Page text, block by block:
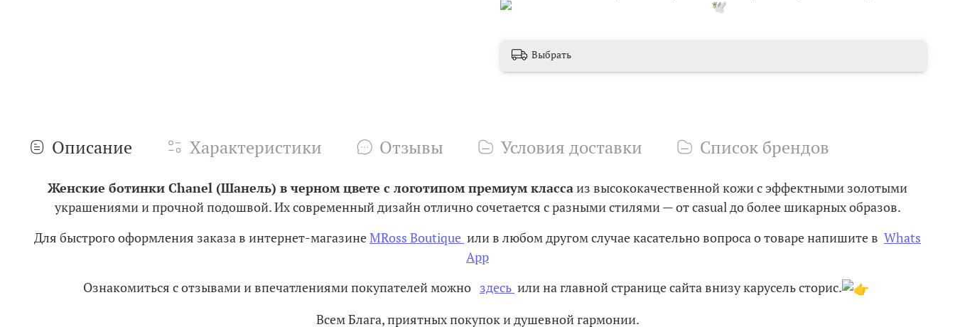
Выбрать
Описание Характеристики Отзывы Условия доставки Список брендов
Женские ботинки Chanel (Шанель) в черном цвете с логотипом премиум классаиз высококачественной кожи с эффектными золотыми
украшениями и прочной подошвой. Их современный дизайн отлично сочетается с разными стилями — от casual до более шикарных образов.
Для быстрого оформления заказа в интернет-магазинеMRoss Boutique или в любом другом случае касательно вопроса о товаре напишите в Whats
App
Ознакомиться с отзывами и впечатлениями покупателей можно здесь или на главной странице сайта внизу карусель сторис.
Всем Блага, приятных покупок и душевной гармонии.